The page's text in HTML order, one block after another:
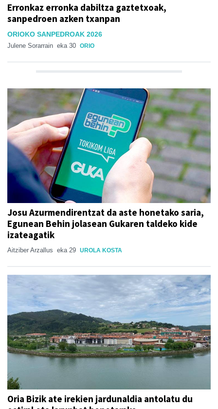
Erronkaz erronka dabiltza gaztetxoak,
sanpedroen azken txanpan
ORIOKO SANPEDROAK 2026
Julene Sorarrain eka 30 ORIO
Josu Azurmendirentzat da aste honetako saria,
Egunean Behin jolasean Gukaren taldeko kide
izateagatik
Aitziber Arzallus eka 29 UROLA KOSTA
Oria Bizik ate irekien jardunaldia antolatu du